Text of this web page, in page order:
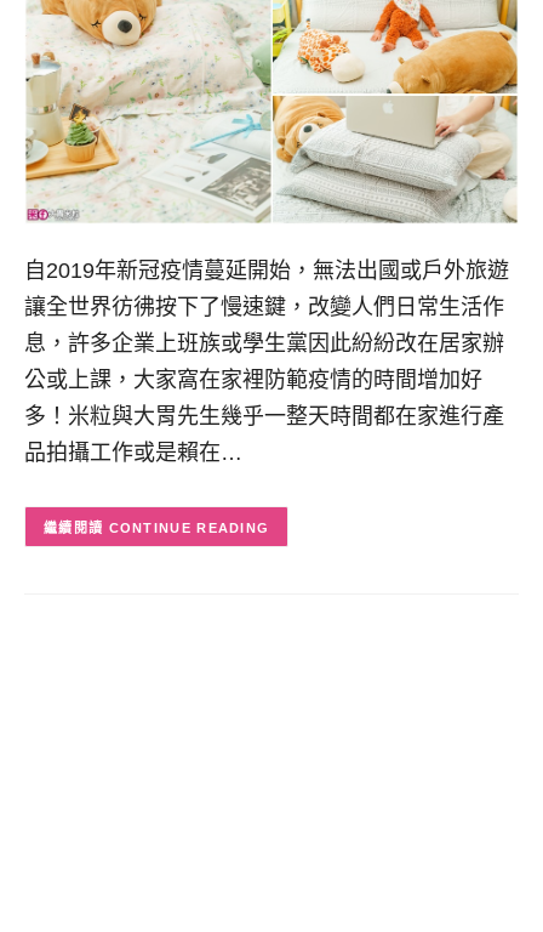
自2019年新冠疫情蔓延開始，無法出國或戶外旅遊
讓全世界彷彿按下了慢速鍵，改變人們日常生活作
息，許多企業上班族或學生黨因此紛紛改在居家辦
公或上課，大家窩在家裡防範疫情的時間增加好
多！米粒與大胃先生幾乎一整天時間都在家進行產
品拍攝工作或是賴在…
CONTINUE READING